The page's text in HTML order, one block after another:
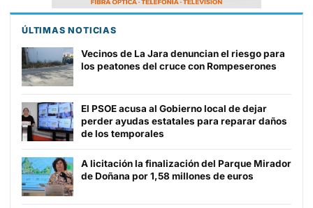
ÚLTIMAS NOTICIAS
Vecinos de La Jara denuncian el riesgo para
los peatones del cruce con Rompeserones
El PSOE acusa al Gobierno local de dejar
perder ayudas estatales para reparar daños
de los temporales
A licitación la finalización del Parque Mirador
de Doñana por 1,58 millones de euros